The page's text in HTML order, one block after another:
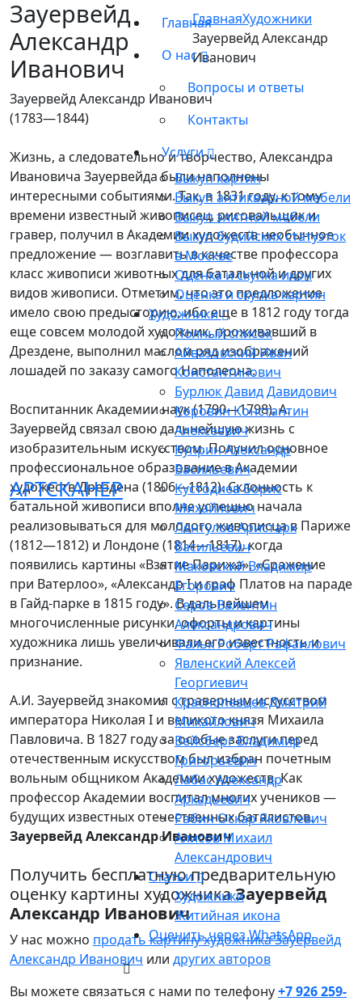
АРТСКАНЕР
Главная
О нас
Вопросы и ответы
Контакты
Услуги
Выкуп картин
Выкуп антикварной мебели
Выкуп элитной мебели
Выкуп будийских статуэток
в Москве
Оценка и скупка икон
Оценка и скупка картин
Художники
Полный список
Айвазовский Иван
Константинович
Бурлюк Давид Давидович
Коровин Константин
Алексеевич
Куприн Александр
Васильевич
Кустодиев Борис
Михайлович
Лентулов Аристарх
Васильевич
Маковский Владимир
Егорович
Серов Валентин
Александрович
Фальк Роберт Рафаилович
Явленский Алексей
Георгиевич
Краснопевцев Дмитрий
Михайлович
Вейсберг Владимир
Григорьевич
Лабас Александр
Аркадьевич
Рабин Оскар Яковлевич
Алисов Михаил
Александрович
Статьи
Художники
Житийная икона
Оценить через WhatsApp
Зауервейд
Александр
Иванович
ГлавнаяХудожники
Зауервейд Александр
Иванович
Зауервейд Александр Иванович
(1783—1844)
Жизнь, а следовательно и творчество, Александра
Ивановича Зауервейда были наполнены
интересными событиями. Так, в 1831 году, к тому
времени известный живописец, рисовальщик и
гравер, получил в Академии художеств необычное
предложение — возглавить в качестве профессора
класс живописи животных для батальной и других
видов живописи. Отметим, что это предложение
имело свою предысторию, ибо еще в 1812 году тогда
еще совсем молодой художник, проживавший в
Дрездене, выполнил маслом ряд изображений
лошадей по заказу самого Наполеона.
Воспитанник Академии наук (1790—1798), А.
Зауервейд связал свою дальнейшую жизнь с
изобразительным искусством. Получил основное
профессиональное образование в Академии
художеств Дрездена (1806—1812). Склонность к
батальной живописи вполне успешно начала
реализовываться для молодого живописца в Париже
(1812—1812) и Лондоне (1814—1817), когда
появились картины «Взятие Парижа», «Сражение
при Ватерлоо», «Александр I и граф Платов на параде
в Гайд-парке в 1815 году». В дальнейшем
многочисленные рисунки, офорты и картины
художника лишь увеличивали его известность и
признание.
А.И. Зауервейд знакомил с граверным искусством
императора Николая I и великого князя Михаила
Павловича. В 1827 году за особые заслуги перед
отечественным искусством был избран почетным
вольным общником Академии художеств. Как
профессор Академии воспитал многих учеников —
будущих известных отечественных баталистов.
Зауервейд Александр Иванович
Получить бесплатную предварительную
оценку картины художникаЗауервейд
Александр Иванович
У нас можно продать картину художника Зауервейд
Александр Иванович или других авторов
Вы можете связаться с нами по телефону+7 926 259-